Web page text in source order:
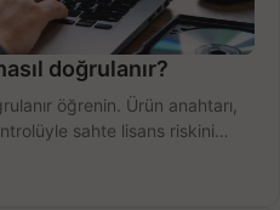
doğrulanır?
öğrenin. Ürün anahtarı,
sahte lisans riskini